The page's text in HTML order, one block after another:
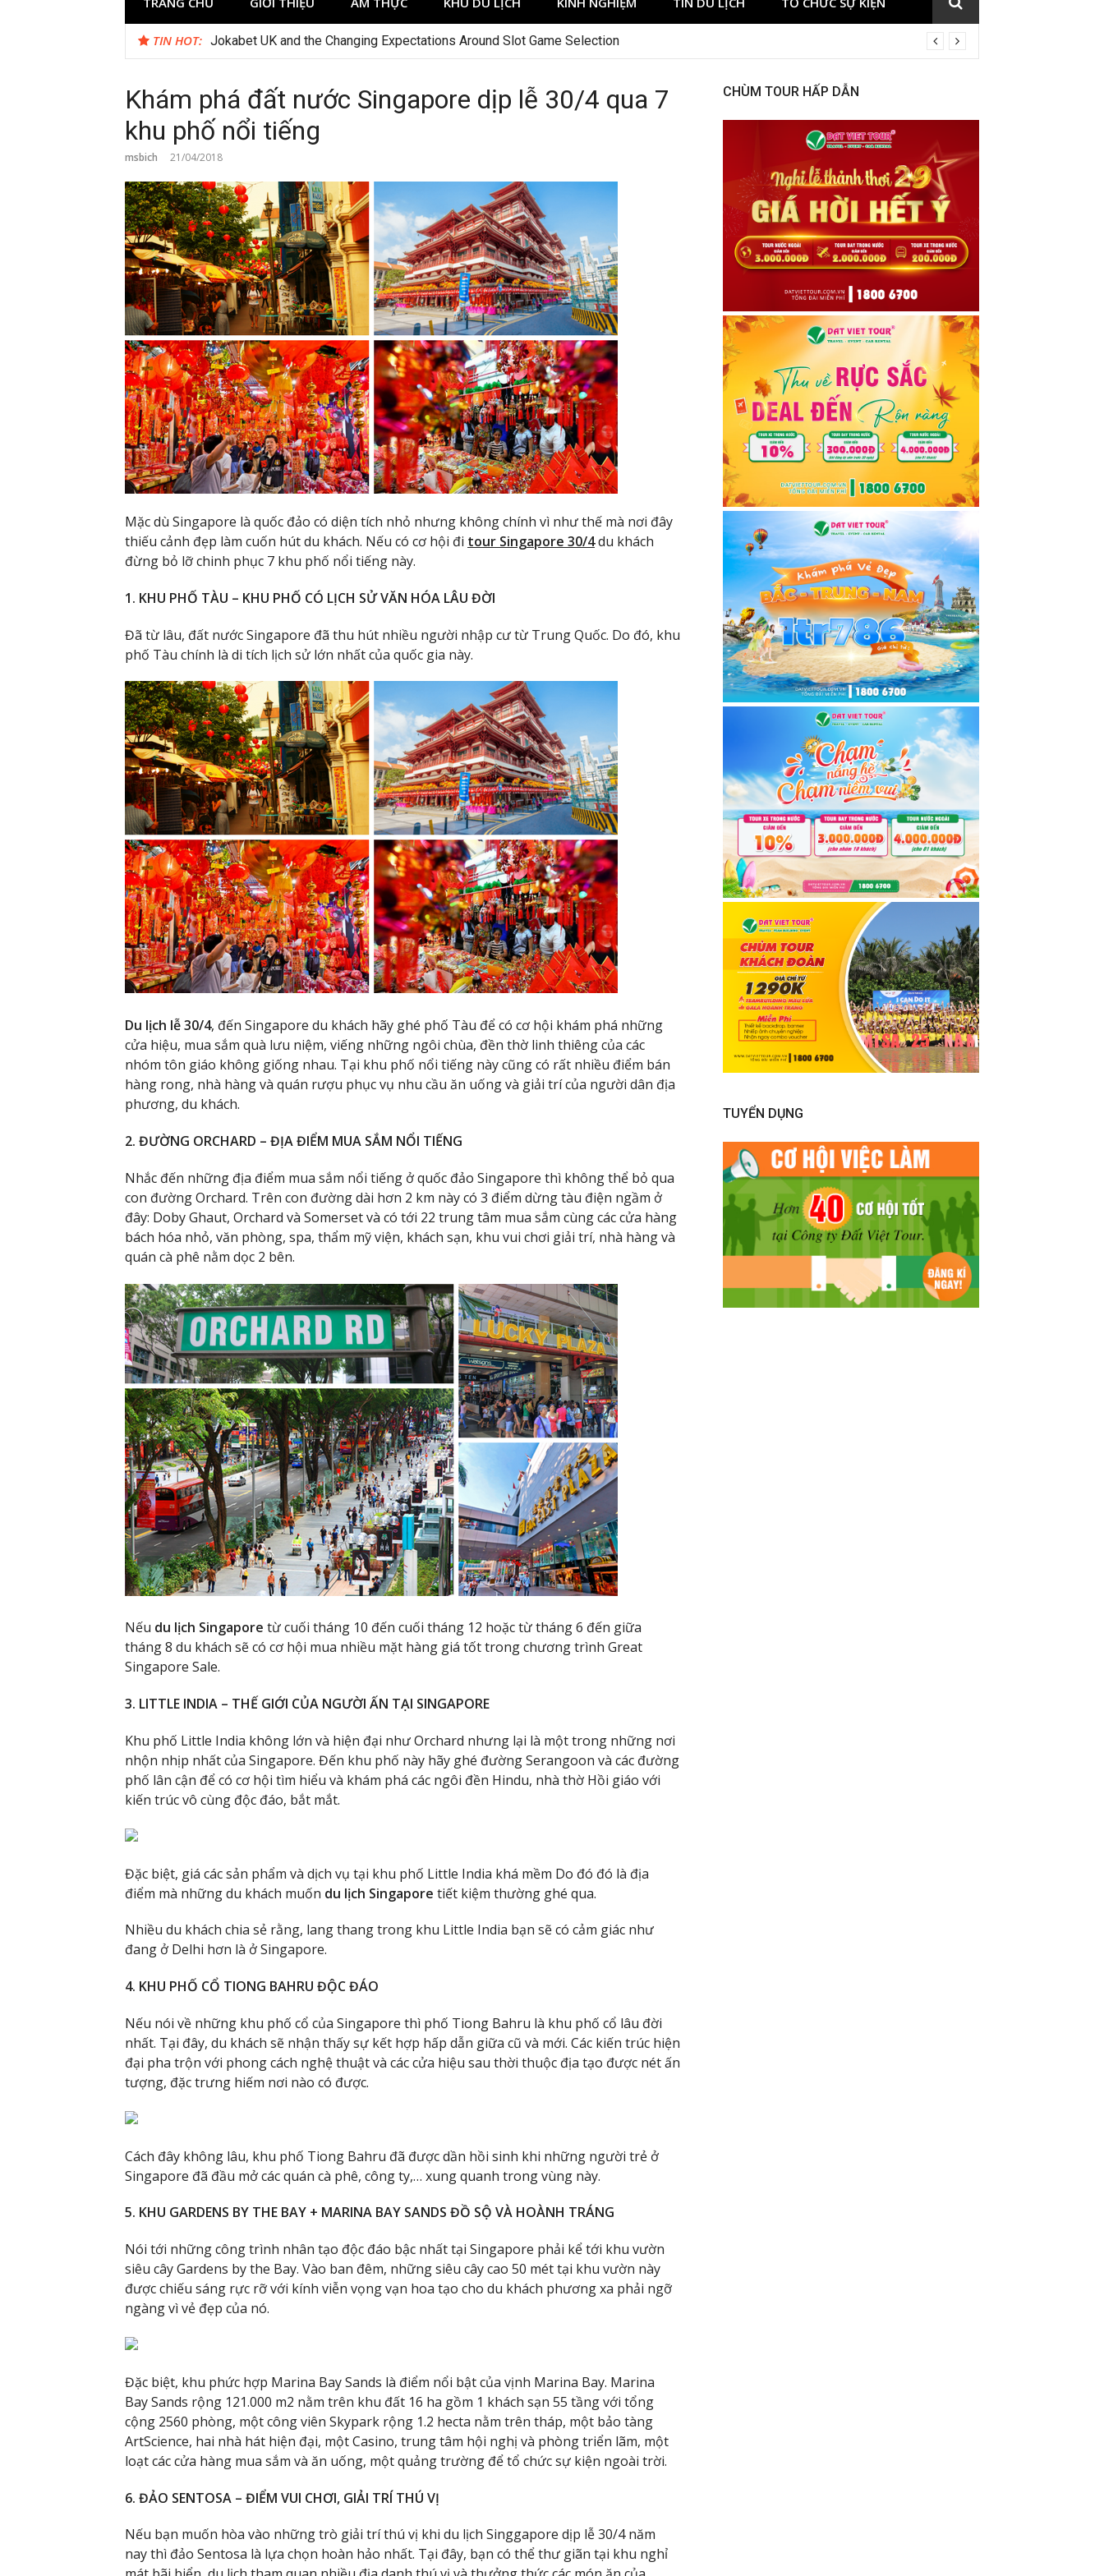
TIN HOT: Jokabet UK and the Changing Expectations Around Slot Game Selection
Khám phá đất nước Singapore dịp lễ 30/4 qua 7
khu phố nổi tiếng
msbich 21/04/2018
Mặc dù Singapore là quốc đảo có diện tích nhỏ nhưng không chính vì như thế mà nơi đây
thiếu cảnh đẹp làm cuốn hút du khách. Nếu có cơ hội đi tour Singapore 30/4du khách
đừng bỏ lỡ chinh phục 7 khu phố nổi tiếng này.
1. KHU PHỐ TÀU – KHU PHỐ CÓ LỊCH SỬ VĂN HÓA LÂU ĐỜI
Đã từ lâu, đất nước Singapore đã thu hút nhiều người nhập cư từ Trung Quốc. Do đó, khu
phố Tàu chính là di tích lịch sử lớn nhất của quốc gia này.
Du lịch lễ 30/4, đến Singapore du khách hãy ghé phố Tàu để có cơ hội khám phá những
cửa hiệu, mua sắm quà lưu niệm, viếng những ngôi chùa, đền thờ linh thiêng của các
nhóm tôn giáo không giống nhau. Tại khu phố nổi tiếng này cũng có rất nhiều điểm bán
hàng rong, nhà hàng và quán rượu phục vụ nhu cầu ăn uống và giải trí của người dân địa
phương, du khách.
2. ĐƯỜNG ORCHARD – ĐỊA ĐIỂM MUA SẮM NỔI TIẾNG
Nhắc đến những địa điểm mua sắm nổi tiếng ở quốc đảo Singapore thì không thể bỏ qua
con đường Orchard. Trên con đường dài hơn 2 km này có 3 điểm dừng tàu điện ngầm ở
đây: Doby Ghaut, Orchard và Somerset và có tới 22 trung tâm mua sắm cùng các cửa hàng
bách hóa nhỏ, văn phòng, spa, thẩm mỹ viện, khách sạn, khu vui chơi giải trí, nhà hàng và
quán cà phê nằm dọc 2 bên.
Nếu du lịch Singapore từ cuối tháng 10 đến cuối tháng 12 hoặc từ tháng 6 đến giữa
tháng 8 du khách sẽ có cơ hội mua nhiều mặt hàng giá tốt trong chương trình Great
Singapore Sale.
3. LITTLE INDIA – THẾ GIỚI CỦA NGƯỜI ẤN TẠI SINGAPORE
Khu phố Little India không lớn và hiện đại như Orchard nhưng lại là một trong những nơi
nhộn nhịp nhất của Singapore. Đến khu phố này hãy ghé đường Serangoon và các đường
phố lân cận để có cơ hội tìm hiểu và khám phá các ngôi đền Hindu, nhà thờ Hồi giáo với
kiến trúc vô cùng độc đáo, bắt mắt.
Đặc biệt, giá các sản phẩm và dịch vụ tại khu phố Little India khá mềm Do đó đó là địa
điểm mà những du khách muốn du lịch Singapore tiết kiệm thường ghé qua.
Nhiều du khách chia sẻ rằng, lang thang trong khu Little India bạn sẽ có cảm giác như
đang ở Delhi hơn là ở Singapore.
4. KHU PHỐ CỔ TIONG BAHRU ĐỘC ĐÁO
Nếu nói về những khu phố cổ của Singapore thì phố Tiong Bahru là khu phố cổ lâu đời
nhất. Tại đây, du khách sẽ nhận thấy sự kết hợp hấp dẫn giữa cũ và mới. Các kiến trúc hiện
đại pha trộn với phong cách nghệ thuật và các cửa hiệu sau thời thuộc địa tạo được nét ấn
tượng, đặc trưng hiếm nơi nào có được.
Cách đây không lâu, khu phố Tiong Bahru đã được dần hồi sinh khi những người trẻ ở
Singapore đã đầu mở các quán cà phê, công ty,… xung quanh trong vùng này.
5. KHU GARDENS BY THE BAY + MARINA BAY SANDS ĐỒ SỘ VÀ HOÀNH TRÁNG
Nói tới những công trình nhân tạo độc đáo bậc nhất tại Singapore phải kể tới khu vườn
siêu cây Gardens by the Bay. Vào ban đêm, những siêu cây cao 50 mét tại khu vườn này
được chiếu sáng rực rỡ với kính viễn vọng vạn hoa tạo cho du khách phương xa phải ngỡ
ngàng vì vẻ đẹp của nó.
Đặc biệt, khu phức hợp Marina Bay Sands là điểm nổi bật của vịnh Marina Bay. Marina
Bay Sands rộng 121.000 m2 nằm trên khu đất 16 ha gồm 1 khách sạn 55 tầng với tổng
cộng 2560 phòng, một công viên Skypark rộng 1.2 hecta nằm trên tháp, một bảo tàng
ArtScience, hai nhà hát hiện đại, một Casino, trung tâm hội nghị và phòng triển lãm, một
loạt các cửa hàng mua sắm và ăn uống, một quảng trường để tổ chức sự kiện ngoài trời.
6. ĐẢO SENTOSA – ĐIỂM VUI CHƠI, GIẢI TRÍ THÚ VỊ
Nếu bạn muốn hòa vào những trò giải trí thú vị khi du lịch Singgapore dịp lễ 30/4 năm
nay thì đảo Sentosa là lựa chọn hoàn hảo nhất. Tại đây, bạn có thể thư giãn tại khu nghỉ
CHÙM TOUR HẤP DẪN
TUYỂN DỤNG